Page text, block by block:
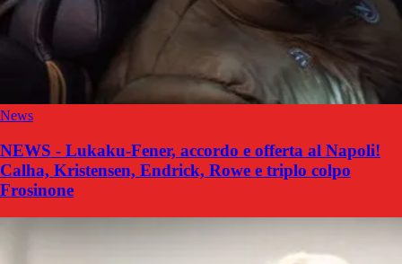
News
NEWS - Lukaku-Fener, accordo e offerta al Napoli!
Calha, Kristensen, Endrick, Rowe e triplo colpo
Frosinone